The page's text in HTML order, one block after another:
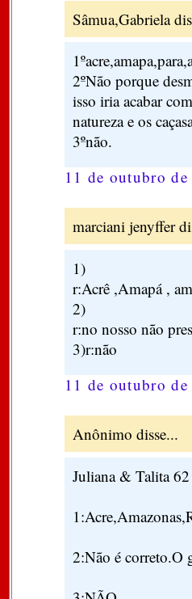
Sâmua,Gabriela
2ºNão porque
isso iria acabar
natureza e os
3ºnão.
11 de outubro
marciani jenyffer
1)
r:Acrê ,Amapá ,
2)
r:no nosso não
3)r:não
11 de outubro
Anônimo disse...
Juliana & Talita 62
2:Não é correto.O